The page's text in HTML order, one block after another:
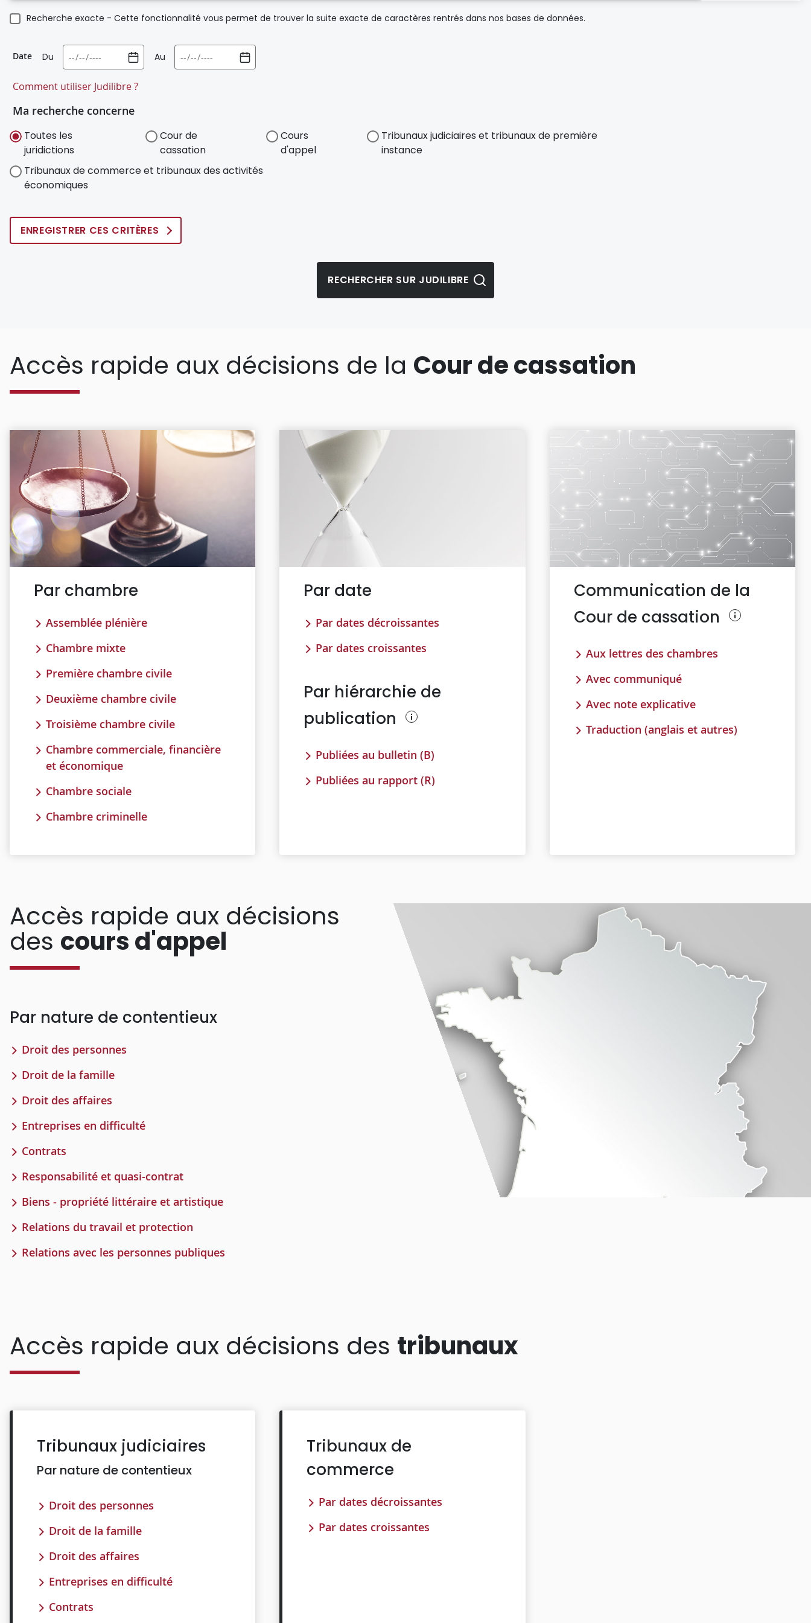
Recherche exacte - Cette fonctionnalité vous permet de trouver la suite exacte de caractères rentrés dans nos bases de données.
Date Du Au
Comment utiliser Judilibre ?
Ma recherche concerne
Toutes les
juridictions
Cour de
cassation
Cours
d'appel
Tribunaux judiciaires et tribunaux de première
instance
Tribunaux de commerce et tribunaux des activités
économiques
ENREGISTRER CES CRITÈRES
Accès rapide aux décisions de la Cour de cassation
Par chambre
Assemblée plénière
Chambre mixte
Première chambre civile
Deuxième chambre civile
Troisième chambre civile
Chambre commerciale, financière
et économique
Chambre sociale
Chambre criminelle
Par date
Par dates décroissantes
Par dates croissantes
Par hiérarchie de
publication
Publiées au bulletin (B)
Publiées au rapport (R)
Communication de la
Cour de cassation
Aux lettres des chambres
Avec communiqué
Avec note explicative
Traduction (anglais et autres)
Accès rapide aux décisions
des cours d'appel
Par nature de contentieux
Droit des personnes
Droit de la famille
Droit des affaires
Entreprises en difficulté
Contrats
Responsabilité et quasi-contrat
Biens - propriété littéraire et artistique
Relations du travail et protection
Relations avec les personnes publiques
Accès rapide aux décisions des tribunaux
Tribunaux judiciaires
Par nature de contentieux
Droit des personnes
Droit de la famille
Droit des affaires
Entreprises en difficulté
Contrats
Tribunaux de
commerce
Par dates décroissantes
Par dates croissantes